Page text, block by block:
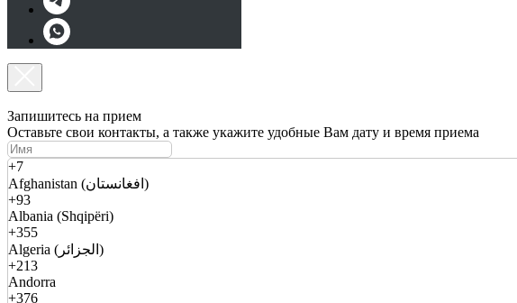
Запишитесь на прием
Оставьте свои контакты, а также укажите удобные Вам дату и время приема
+7
Afghanistan (افغانستان)
+93
Albania (Shqipëri)
+355
Algeria (الجزائر)
+213
Andorra
+376